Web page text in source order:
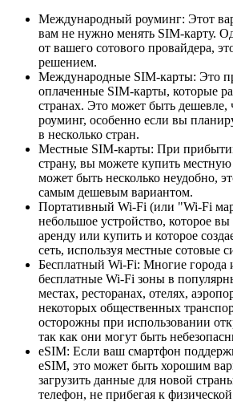
Международный роуминг: Этот
вам не нужно менять SIM-карту.
от вашего сотового провайдера,
решением.
Международные SIM-карты: Это
оплаченные SIM-карты, которые
странах. Это может быть
роуминг, особенно если вы
в несколько стран.
Местные SIM-карты: При
страну, вы можете купить
может быть несколько неудобно,
самым дешевым вариантом.
Портативный Wi-Fi (или "Wi-Fi
небольшое устройство, которое вы
аренду или купить и которое
сеть, используя местные сотовые
Бесплатный Wi-Fi: Многие города
бесплатные Wi-Fi зоны в
местах, ресторанах, отелях,
некоторых общественных
осторожны при использовании
так как они могут быть
eSIM: Если ваш смартфон
eSIM, это может быть хорошим
загрузить данные для новой
телефон, не прибегая к